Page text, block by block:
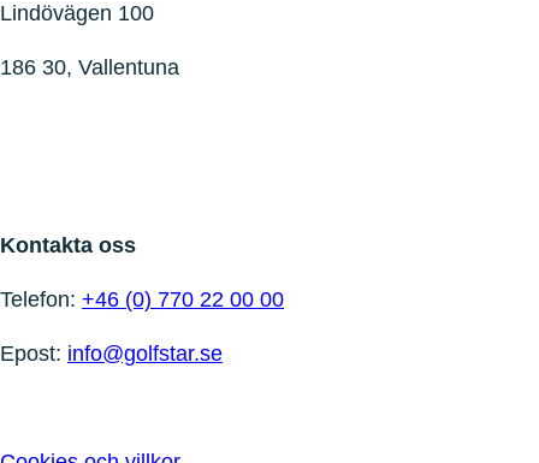
Lindövägen 100
186 30, Vallentuna
Kontakta oss
Telefon: +46 (0) 770 22 00 00
Epost: info@golfstar.se